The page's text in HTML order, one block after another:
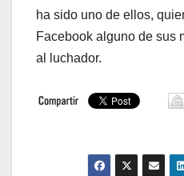
ha sido uno de ellos,
Facebook alguno de sus
al luchador.